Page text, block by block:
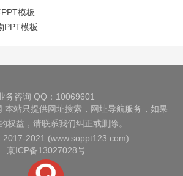
模板
PPT模板
务咨询 QQ：10069601
本站只提供网址搜索，网址导航服务，如果
权益，请联系我们纠正或删除。
2017-2021 (www.soppt123.com)
京ICP备13027028号